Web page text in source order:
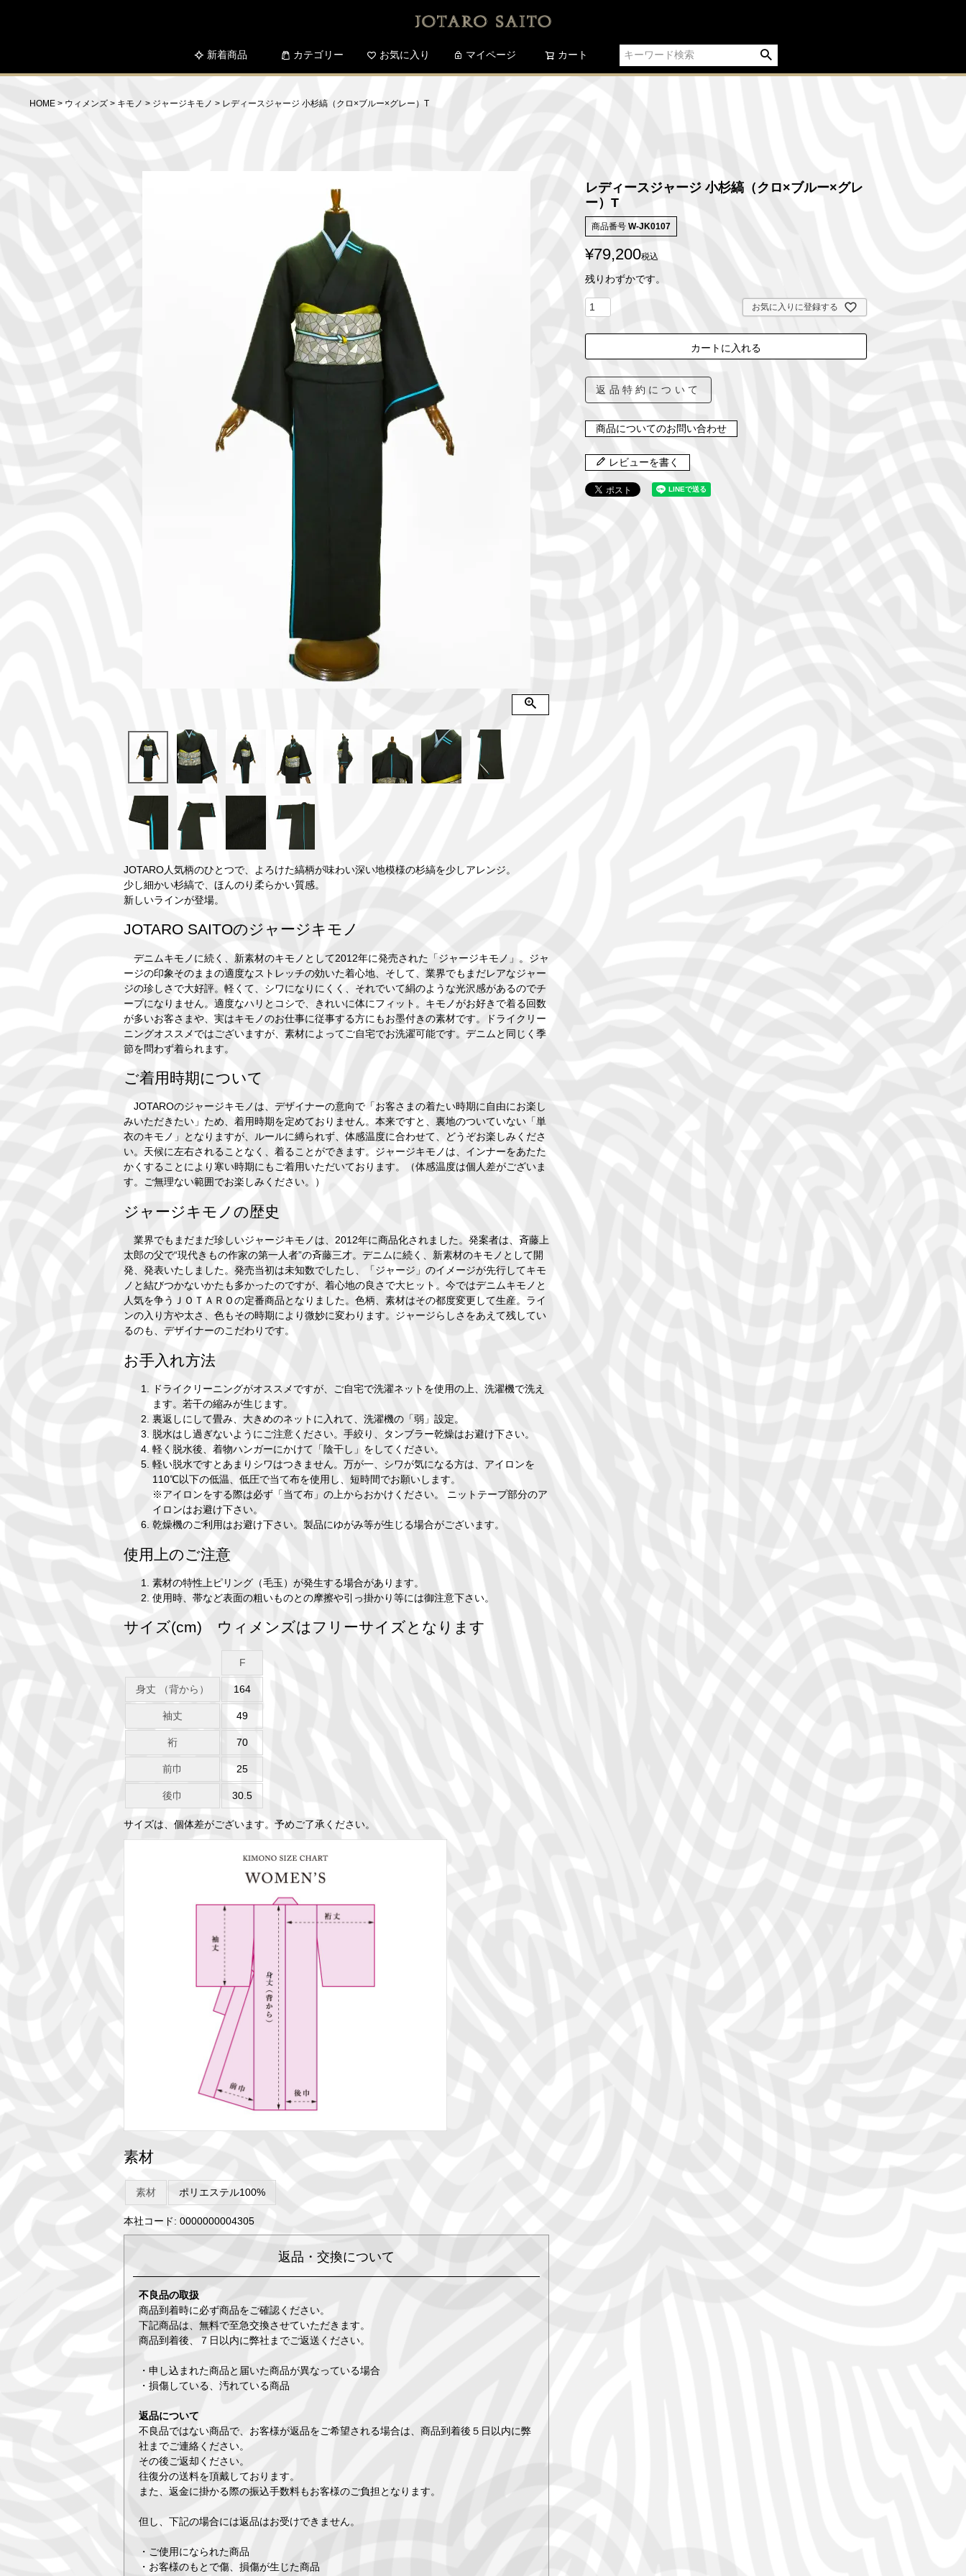
新着商品 カテゴリー お気に入り マイページ カート
検索
HOME ウィメンズ キモノ ジャージキモノ レディースジャージ 小杉縞（クロ×ブルー×グレー）T
JOTARO人気柄のひとつで、よろけた縞柄が味わい深い地模様の杉縞を少しアレンジ。
少し細かい杉縞で、ほんのり柔らかい質感。
新しいラインが登場。
JOTARO SAITOのジャージキモノ
デニムキモノに続く、新素材のキモノとして2012年に発売された「ジャージキモノ」。ジャ
ージの印象そのままの適度なストレッチの効いた着心地、そして、業界でもまだレアなジャー
ジの珍しさで大好評。軽くて、シワになりにくく、それでいて絹のような光沢感があるのでチ
ープになりません。適度なハリとコシで、きれいに体にフィット。キモノがお好きで着る回数
が多いお客さまや、実はキモノのお仕事に従事する方にもお墨付きの素材です。ドライクリー
ニングオススメではございますが、素材によってご自宅でお洗濯可能です。デニムと同じく季
節を問わず着られます。
ご着用時期について
JOTAROのジャージキモノは、デザイナーの意向で「お客さまの着たい時期に自由にお楽し
みいただきたい」ため、着用時期を定めておりません。本来ですと、裏地のついていない「単
衣のキモノ」となりますが、ルールに縛られず、体感温度に合わせて、どうぞお楽しみくださ
い。天候に左右されることなく、着ることができます。ジャージキモノは、インナーをあたた
かくすることにより寒い時期にもご着用いただいております。（体感温度は個人差がございま
す。ご無理ない範囲でお楽しみください。）
ジャージキモノの歴史
業界でもまだまだ珍しいジャージキモノは、2012年に商品化されました。発案者は、斉藤上
太郎の父で“現代きもの作家の第一人者”の斉藤三才。デニムに続く、新素材のキモノとして開
発、発表いたしました。発売当初は未知数でしたし、「ジャージ」のイメージが先行してキモ
ノと結びつかないかたも多かったのですが、着心地の良さで大ヒット。今ではデニムキモノと
人気を争うＪＯＴＡＲＯの定番商品となりました。色柄、素材はその都度変更して生産。ライ
ンの入り方や太さ、色もその時期により微妙に変わります。ジャージらしさをあえて残してい
るのも、デザイナーのこだわりです。
お手入れ方法
ドライクリーニングがオススメですが、ご自宅で洗濯ネットを使用の上、洗濯機で洗え
ます。若干の縮みが生じます。
裏返しにして畳み、大きめのネットに入れて、洗濯機の「弱」設定。
脱水はし過ぎないようにご注意ください。手絞り、タンブラー乾燥はお避け下さい。
軽く脱水後、着物ハンガーにかけて「陰干し」をしてください。
軽い脱水ですとあまりシワはつきません。万が一、シワが気になる方は、アイロンを
110℃以下の低温、低圧で当て布を使用し、短時間でお願いします。
※アイロンをする際は必ず「当て布」の上からおかけください。 ニットテープ部分のア
イロンはお避け下さい。
乾燥機のご利用はお避け下さい。製品にゆがみ等が生じる場合がございます。
使用上のご注意
素材の特性上ピリング（毛玉）が発生する場合があります。
使用時、帯など表面の粗いものとの摩擦や引っ掛かり等には御注意下さい。
サイズ(cm) ウィメンズはフリーサイズとなります
F
身丈 （背から） 164
袖丈 49
裄 70
前巾 25
後巾 30.5
サイズは、個体差がございます。予めご了承ください。
素材
素材 ポリエステル100%
本社コード: 0000000004305
返品・交換について
不良品の取扱
商品到着時に必ず商品をご確認ください。
下記商品は、無料で至急交換させていただきます。
商品到着後、７日以内に弊社までご返送ください。
・申し込まれた商品と届いた商品が異なっている場合
・損傷している、汚れている商品
返品について
不良品ではない商品で、お客様が返品をご希望される場合は、商品到着後５日以内に弊
社までご連絡ください。
その後ご返却ください。
往復分の送料を頂戴しております。
また、返金に掛かる際の振込手数料もお客様のご負担となります。
但し、下記の場合には返品はお受けできません。
・ご使用になられた商品
・お客様のもとで傷、損傷が生じた商品
レディースジャージ 小杉縞（クロ×ブルー×グレ
ー）T
商品番号 W-JK0107
¥79,200税込
残りわずかです。
お気に入りに登録する
カートに入れる
返品特約について
商品についてのお問い合わせ
レビューを書く